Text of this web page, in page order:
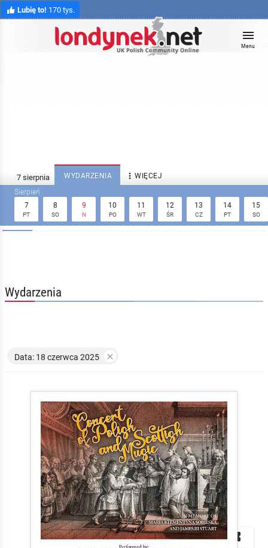
Lubię to! 170 tys.
Menu
WYDARZENIA  WIĘCEJ
7
PT
8
SO
9
N
10
PO
11
WT
12
ŚR
13
CZ
14
PT
15
SO
Wydarzenia
  local_play
Data: 18 czerwca 2025 